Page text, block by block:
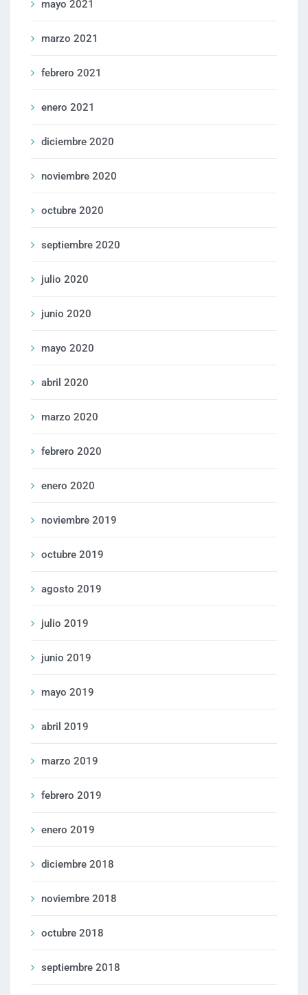
mayo 2021
marzo 2021
febrero 2021
enero 2021
diciembre 2020
noviembre 2020
octubre 2020
septiembre 2020
julio 2020
junio 2020
mayo 2020
abril 2020
marzo 2020
febrero 2020
enero 2020
noviembre 2019
octubre 2019
agosto 2019
julio 2019
junio 2019
mayo 2019
abril 2019
marzo 2019
febrero 2019
enero 2019
diciembre 2018
noviembre 2018
octubre 2018
septiembre 2018